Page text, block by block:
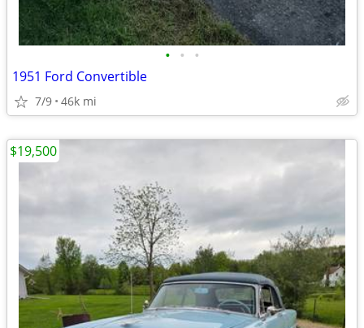
• • •
1951 Ford Convertible
7/9 46k mi
$19,500